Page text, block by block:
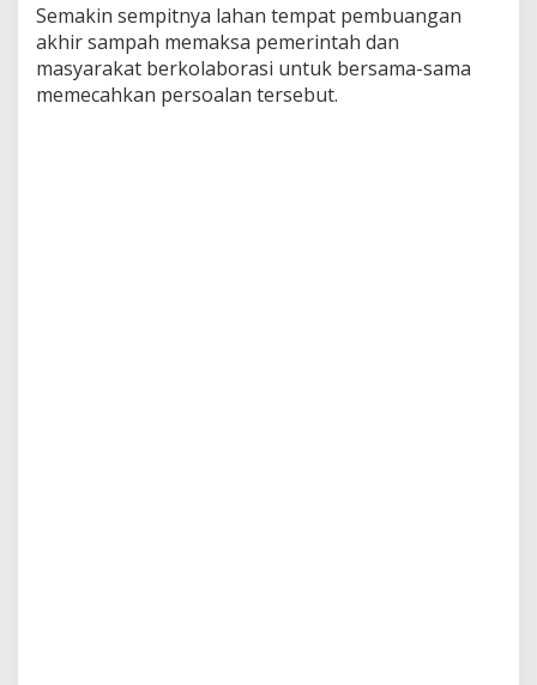
Semakin sempitnya lahan tempat pembuangan
akhir sampah memaksa pemerintah dan
masyarakat berkolaborasi untuk bersama-sama
memecahkan persoalan tersebut.